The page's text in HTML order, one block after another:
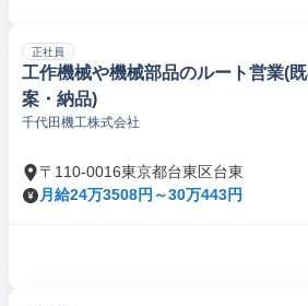
正社員
工作機械や機械部品のルート営業(
案・納品)
千代田機工株式会社
〒110-0016東京都台東区台東
月給24万3508円～30万443円